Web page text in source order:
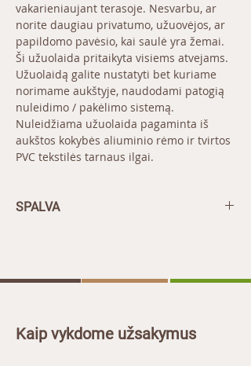
vakarieniaujant terasoje. Nesvarbu, ar
norite daugiau privatumo, užuovėjos, ar
papildomo pavėsio, kai saulė yra žemai.
Ši užuolaida pritaikyta visiems atvejams.
Užuolaidą galite nustatyti bet kuriame
norimame aukštyje, naudodami patogią
nuleidimo / pakėlimo sistemą.
Nuleidžiama užuolaida pagaminta iš
aukštos kokybės aliuminio rėmo ir tvirtos
PVC tekstilės tarnaus ilgai.
SPALVA
Kaip vykdome užsakymus